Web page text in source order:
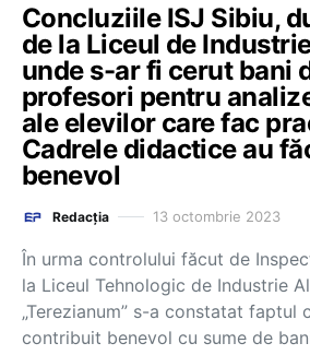
Concluziile ISJ Sibiu,
de la Liceul de
unde s-ar fi cerut bani
profesori pentru
ale elevilor care fac
Cadrele didactice au
benevol
Redacția 13 octombrie 2023
În urma controlului făcut de
la Liceul Tehnologic de Industrie
„Terezianum” s-a constatat faptul
contribuit benevol cu sume de